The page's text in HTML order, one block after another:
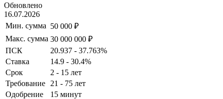
Обновлено
16.07.2026
Мин. сумма 50 000 ₽
Макс. сумма 30 000 000 ₽
ПСК
20.937 - 37.763%
Ставка
14.9 - 30.4%
Срок
2 - 15 лет
Требование
21 - 75 лет
Одобрение
15 минут